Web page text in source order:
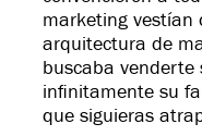
marketing vestían
arquitectura de
buscaba venderte
infinitamente su
que siguieras